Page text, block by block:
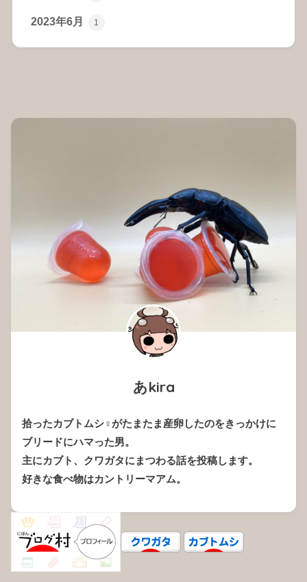
2023年6月 1
あkira
拾ったカブトムシ♀がたまたま産卵したのをきっかけに
ブリードにハマった男。
主にカブト、クワガタにまつわる話を投稿します。
好きな食べ物はカントリーマアム。